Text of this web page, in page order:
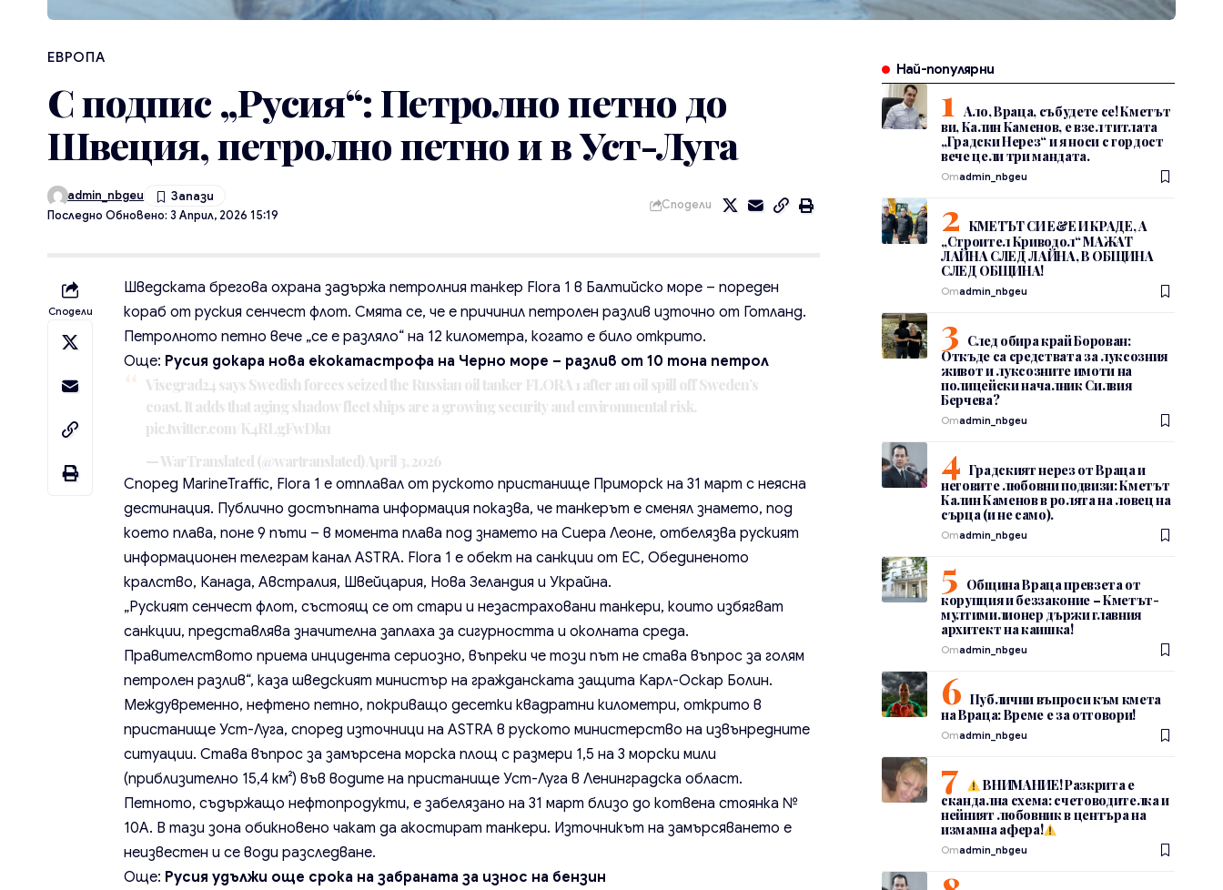
ЕВРОПА
С подпис „Русия“: Петролно петно до
Швеция, петролно петно и в Уст-Луга
Последно Обновено: 3 Април, 2026 15:19
admin_nbgeu
Сподели
Сподели
Шведската брегова охрана задържа петролния танкер Flora 1 в Балтийско море – пореден
кораб от руския сенчест флот. Смята се, че е причинил петролен разлив източно от Готланд.
Петролното петно вече „се е разляло“ на 12 километра, когато е било открито.
Още: Русия докара нова екокатастрофа на Черно море – разлив от 10 тона петрол
Visegrad24 says Swedish forces seized the Russian oil tanker FLORA 1 after an oil spill off Sweden’s
coast. It adds that aging shadow fleet ships are a growing security and environmental risk.
pic.twitter.com/K4RLgFwDku
— WarTranslated (@wartranslated) April 3, 2026
Според MarineTraffic, Flora 1 е отплавал от руското пристанище Приморск на 31 март с неясна
дестинация. Публично достъпната информация показва, че танкерът е сменял знамето, под
което плава, поне 9 пъти – в момента плава под знамето на Сиера Леоне, отбелязва руският
информационен телеграм канал ASTRA. Flora 1 е обект на санкции от ЕС, Обединеното
кралство, Канада, Австралия, Швейцария, Нова Зеландия и Украйна.
„Руският сенчест флот, състоящ се от стари и незастраховани танкери, които избягват
санкции, представлява значителна заплаха за сигурността и околната среда.
Правителството приема инцидента сериозно, въпреки че този път не става въпрос за голям
петролен разлив“, каза шведският министър на гражданската защита Карл-Оскар Болин.
Междувременно, нефтено петно, покриващо десетки квадратни километри, открито в
пристанище Уст-Луга, според източници на ASTRA в руското министерство на извънредните
ситуации. Става въпрос за замърсена морска площ с размери 1,5 на 3 морски мили
(приблизително 15,4 км²) във водите на пристанище Уст-Луга в Ленинградска област.
Петното, съдържащо нефтопродукти, е забелязано на 31 март близо до котвена стоянка №
10А. В тази зона обикновено чакат да акостират танкери. Източникът на замърсяването е
неизвестен и се води разследване.
Още: Русия удължи още срока на забраната за износ на бензин
Най-популярни
Ало, Враца, събудете се! Кметът
ви, Калин Каменов, е взел титлата
„Градски Нерез“ и я носи с гордост
вече цели три мандата.
Отadmin_nbgeu
КМЕТЪТ СИ Е&Е И КРАДЕ, А
„Строител Криводол“ МАЖАТ
ЛАЙНА СЛЕД ЛАЙНА, В ОБЩИНА
СЛЕД ОБЩИНА!
Отadmin_nbgeu
След обира край Борован:
Откъде са средствата за луксозния
живот и луксозните имоти на
полицейски началник Силвия
Берчева?
Отadmin_nbgeu
Градският нерез от Враца и
неговите любовни подвизи: Кметът
Калин Каменов в ролята на ловец на
сърца (и не само).
Отadmin_nbgeu
Община Враца превзета от
корупция и беззаконие – Кметът-
мултимилионер държи главния
архитект на каишка!
Отadmin_nbgeu
Публични въпроси към кмета
на Враца: Време е за отговори!
Отadmin_nbgeu
ВНИМАНИЕ! Разкрита е
скандална схема: счетоводителка и
нейният любовник в центъра на
измамна афера!
Отadmin_nbgeu